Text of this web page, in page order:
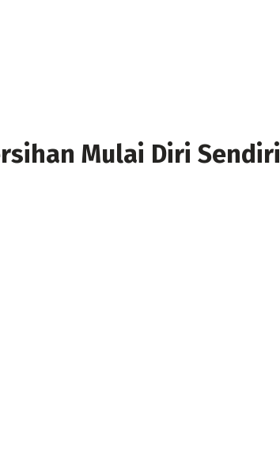
Mulai Diri Sendiri